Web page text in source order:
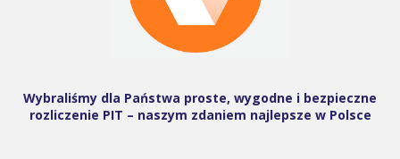
Wybraliśmy dla Państwa proste, wygodne i bezpieczne
rozliczenie PIT – naszym zdaniem najlepsze w Polsce